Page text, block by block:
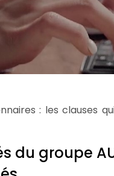
: les clauses
du groupe